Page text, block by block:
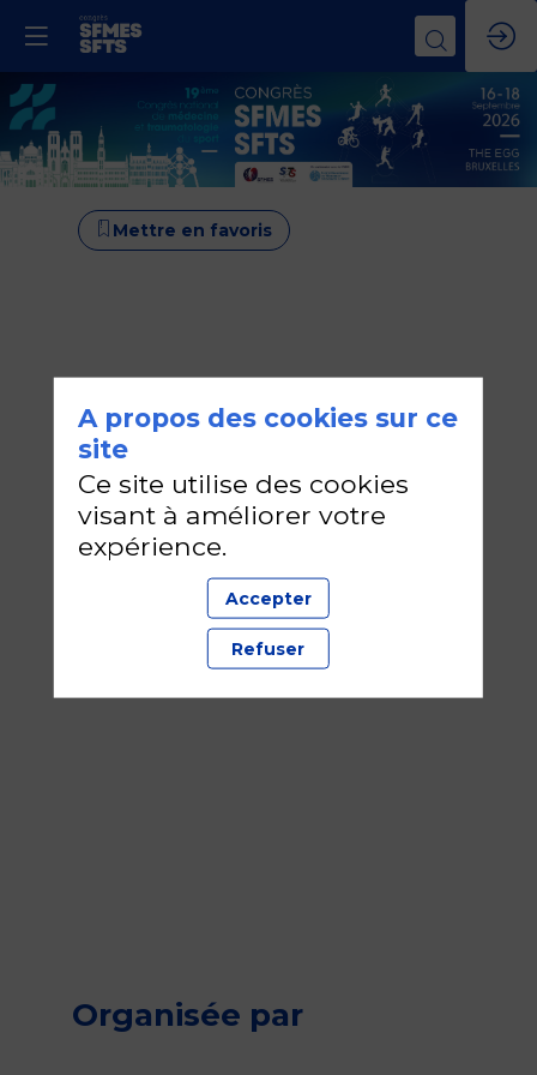
Mettre en favoris
Organisée par
A propos des cookies sur ce
site
Ce site utilise des cookies
visant à améliorer votre
expérience.
Accepter
Refuser